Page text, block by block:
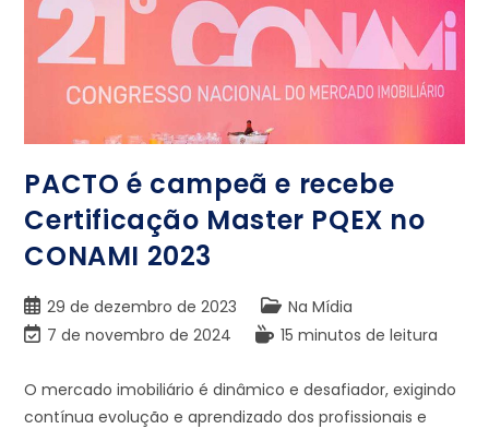
PACTO é campeã e recebe
Certificação Master PQEX no
CONAMI 2023
29 de dezembro de 2023
Na Mídia
7 de novembro de 2024
15 minutos de leitura
O mercado imobiliário é dinâmico e desafiador, exigindo
contínua evolução e aprendizado dos profissionais e